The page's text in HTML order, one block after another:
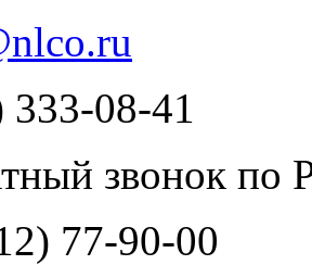
nlco.ru
333-08-41
звонок по
77-90-00